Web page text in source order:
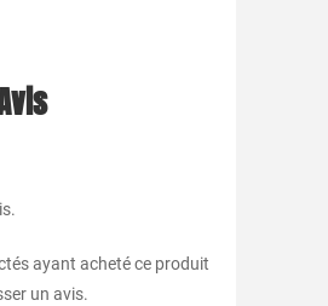
ayant acheté ce produit
un avis.